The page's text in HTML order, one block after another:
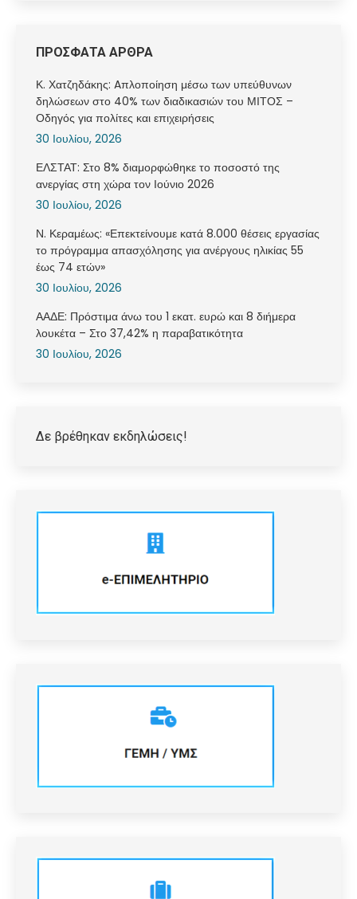
ΠΡΟΣΦΑΤΑ ΑΡΘΡΑ
Κ. Χατζηδάκης: Aπλοποίηση μέσω των υπεύθυνων
δηλώσεων στο 40% των διαδικασιών του ΜΙΤΟΣ –
Οδηγός για πολίτες και επιχειρήσεις
30 Ιουλίου, 2026
ΕΛΣΤΑΤ: Στο 8% διαμορφώθηκε το ποσοστό της
ανεργίας στη χώρα τον Ιούνιο 2026
30 Ιουλίου, 2026
Ν. Κεραμέως: «Επεκτείνουμε κατά 8.000 θέσεις εργασίας
το πρόγραμμα απασχόλησης για ανέργους ηλικίας 55
έως 74 ετών»
30 Ιουλίου, 2026
ΑΑΔΕ: Πρόστιμα άνω του 1 εκατ. ευρώ και 8 διήμερα
λουκέτα – Στο 37,42% η παραβατικότητα
30 Ιουλίου, 2026
Δε βρέθηκαν εκδηλώσεις!